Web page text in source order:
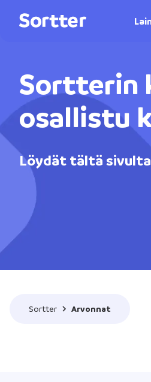
Sortterin
osallistu
Löydät tältä
Sortter Arvonnat